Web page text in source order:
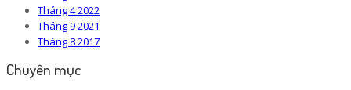
Tháng 4 2022
Tháng 9 2021
Tháng 8 2017
Chuyên mục